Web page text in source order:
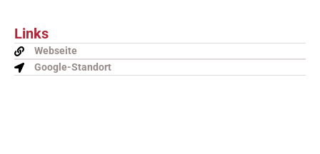
Links
Webseite
Google-Standort